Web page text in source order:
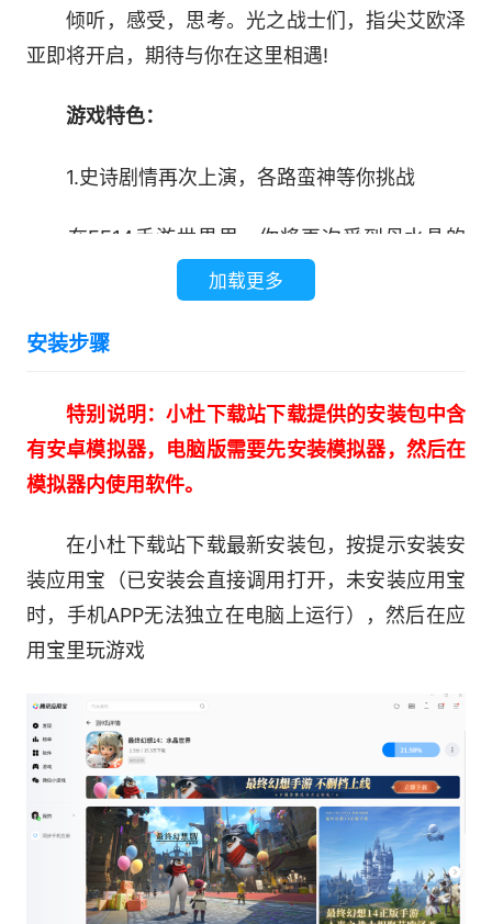
倾听，感受，思考。光之战士们，指尖艾欧泽
亚即将开启，期待与你在这里相遇!
游戏特色：
1.史诗剧情再次上演，各路蛮神等你挑战
在FF14手游世界里，你将再次受到母水晶的
召唤，将希望之光带到海德林星球，听从水晶的引
导，承担“冒险者”之责任，与各路蛮神较量，将艾
欧泽亚从永恒黑暗的威胁下解救出来......波澜壮阔
一次的并肩作战、每一秒的情感碰撞，都是难忘的
记忆。
的荣耀时刻!在这里，每一次的战斗都需要团队的
默契与策略，让冒险者在协作中找到游戏的乐趣，
也享受到战斗带来的紧张与刺激。战斗操作实现移
动端适配，用多变的技能打出舞台剧般的战斗感，
2.丰富种族任意挑选，众多职业随心切换
FF14手游提供多样的种族选择，每个种族都
有其独特的外貌与特色，冒险者可以根据自己的喜
好进行选择。同时，首个版本将包含9种战斗职
业，丰富的职业体系让冒险者可以根据战斗需求或
加载更多
安装步骤
特别说明：小杜下载站下载提供的安装包中含
有安卓模拟器，电脑版需要先安装模拟器，然后在
模拟器内使用软件。
在小杜下载站下载最新安装包，按提示安装安
装应用宝（已安装会直接调用打开，未安装应用宝
时，手机APP无法独立在电脑上运行），然后在应
用宝里玩游戏